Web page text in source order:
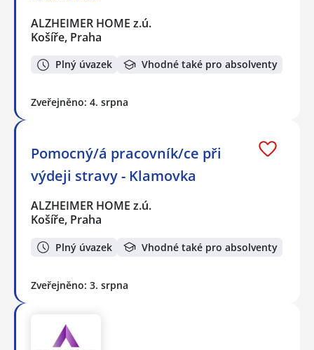
ALZHEIMER HOME z.ú.
Košíře, Praha
Plný úvazek Vhodné také pro absolventy
Zveřejněno: 4. srpna
Pomocný/á pracovník/ce při
výdeji stravy - Klamovka
ALZHEIMER HOME z.ú.
Košíře, Praha
Plný úvazek Vhodné také pro absolventy
Zveřejněno: 3. srpna